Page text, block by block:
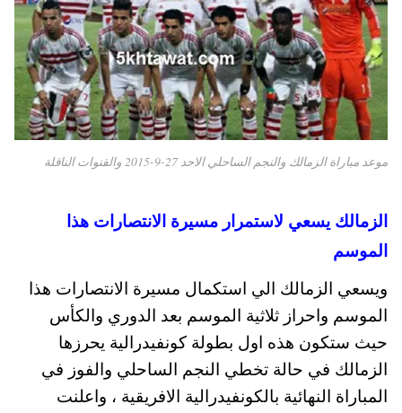
موعد مباراة الزمالك والنجم الساحلي الاحد 27-9-2015 والقنوات الناقلة
الزمالك يسعي لاستمرار مسيرة الانتصارات هذا
الموسم
ويسعي الزمالك الي استكمال مسيرة الانتصارات هذا
الموسم واحراز ثلاثية الموسم بعد الدوري والكأس
حيث ستكون هذه اول بطولة كونفيدرالية يحرزها
الزمالك في حالة تخطي النجم الساحلي والفوز في
المباراة النهائية بالكونفيدرالية الافريقية ، واعلنت